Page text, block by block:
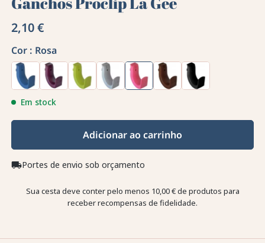
2,10 €
Cor : Rosa
Em stock
Adicionar ao carrinho
local_shippingPortes de envio sob orçamento
Sua cesta deve conter pelo menos 10,00 € de produtos para
receber recompensas de fidelidade.